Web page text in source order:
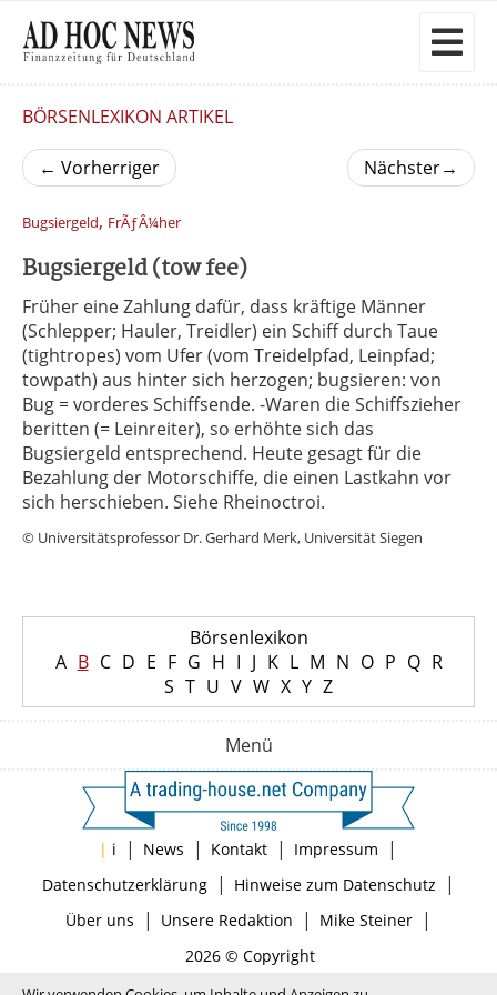
BÖRSENLEXIKON ARTIKEL
← Vorherriger Nächster→
Bugsiergeld, FrÃƒÂ¼her
Bugsiergeld (tow fee)
Früher eine Zahlung dafür, dass kräftige Männer
(Schlepper; Hauler, Treidler) ein Schiff durch Taue
(tightropes) vom Ufer (vom Treidelpfad, Leinpfad;
towpath) aus hinter sich herzogen; bugsieren: von
Bug = vorderes Schiffsende. -Waren die Schiffszieher
beritten (= Leinreiter), so erhöhte sich das
Bugsiergeld entsprechend. Heute gesagt für die
Bezahlung der Motorschiffe, die einen Lastkahn vor
sich herschieben. Siehe Rheinoctroi.
© Universitätsprofessor Dr. Gerhard Merk, Universität Siegen
Börsenlexikon
A B C D E F G H I J K L M N O P Q R
S T U V W X Y Z
Menü
| i | News | Kontakt | Impressum |
Datenschutzerklärung| Hinweise zum Datenschutz |
Über uns | Unsere Redaktion | Mike Steiner|
2026 © Copyright